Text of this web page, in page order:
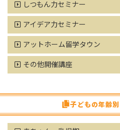
しつもん力セミナー
アイデア力セミナー
アットホーム留学タウン
その他開催講座
子どもの年齢